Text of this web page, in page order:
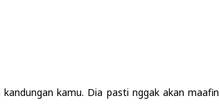
kamu. Dia pasti nggak akan maafin